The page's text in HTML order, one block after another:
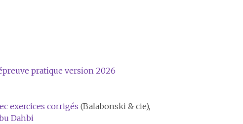
pratique version 2026
exercices corrigés (Balabonski & cie),
Dahbi